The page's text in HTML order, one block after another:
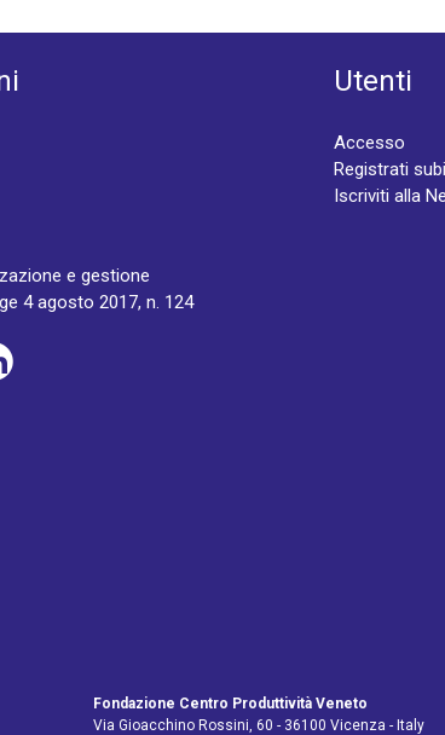
e gestione
4 agosto 2017, n. 124
Utenti
Accesso
Registrati
Iscriviti alla
Fondazione Centro Produttività Veneto
Via Gioacchino Rossini, 60 - 36100 Vicenza - Italy